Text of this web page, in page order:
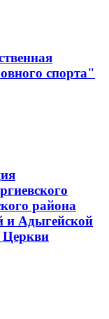
спорта"
района
и Адыгейской
Церкви